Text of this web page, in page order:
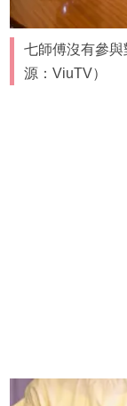
七師傅沒有參
源：ViuTV）